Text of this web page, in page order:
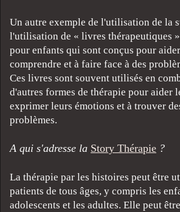
Un autre exemple de l'utilisation de la
l'utilisation de « livres thérapeutiques
pour enfants qui sont conçus pour
comprendre et à faire face à des
Ces livres sont souvent utilisés en
d'autres formes de thérapie pour aider
exprimer leurs émotions et à trouver
problèmes.
A qui s'adresse la Story Thérapie ?
La thérapie par les histoires peut être
patients de tous âges, y compris les
adolescents et les adultes. Elle peut